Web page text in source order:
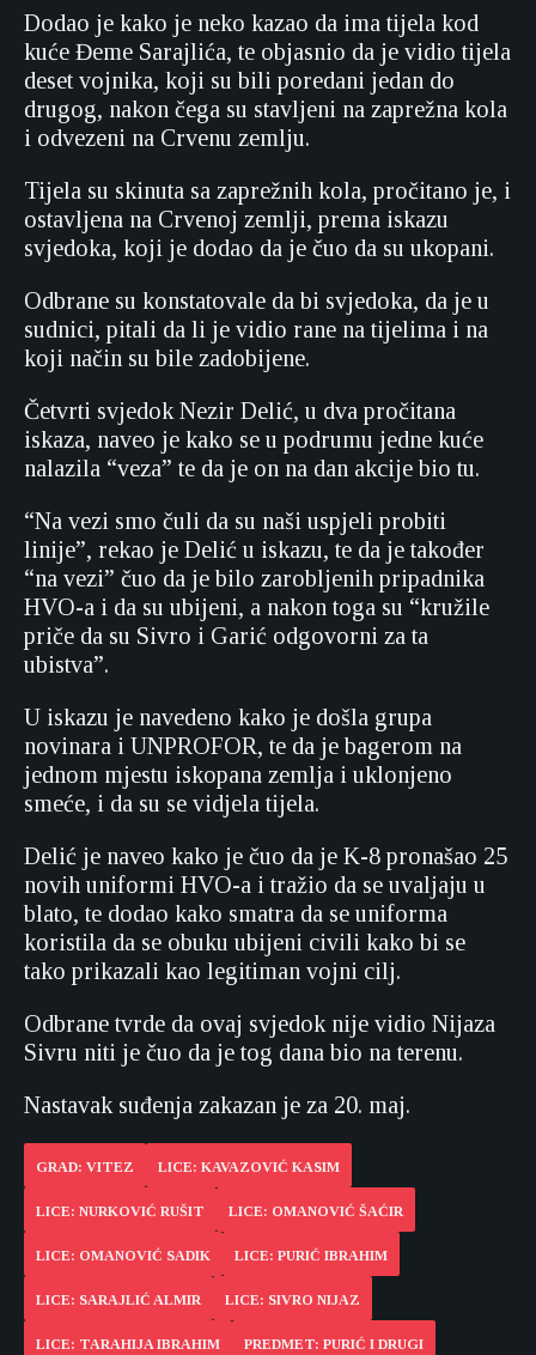
Dodao je kako je neko kazao da ima tijela kod
kuće Đeme Sarajlića, te objasnio da je vidio tijela
deset vojnika, koji su bili poredani jedan do
drugog, nakon čega su stavljeni na zaprežna kola
i odvezeni na Crvenu zemlju.
Tijela su skinuta sa zaprežnih kola, pročitano je, i
ostavljena na Crvenoj zemlji, prema iskazu
svjedoka, koji je dodao da je čuo da su ukopani.
Odbrane su konstatovale da bi svjedoka, da je u
sudnici, pitali da li je vidio rane na tijelima i na
koji način su bile zadobijene.
Četvrti svjedok Nezir Delić, u dva pročitana
iskaza, naveo je kako se u podrumu jedne kuće
nalazila “veza” te da je on na dan akcije bio tu.
“Na vezi smo čuli da su naši uspjeli probiti
linije”, rekao je Delić u iskazu, te da je također
“na vezi” čuo da je bilo zarobljenih pripadnika
HVO-a i da su ubijeni, a nakon toga su “kružile
priče da su Sivro i Garić odgovorni za ta
ubistva”.
U iskazu je navedeno kako je došla grupa
novinara i UNPROFOR, te da je bagerom na
jednom mjestu iskopana zemlja i uklonjeno
smeće, i da su se vidjela tijela.
Delić je naveo kako je čuo da je K-8 pronašao 25
novih uniformi HVO-a i tražio da se uvaljaju u
blato, te dodao kako smatra da se uniforma
koristila da se obuku ubijeni civili kako bi se
tako prikazali kao legitiman vojni cilj.
Odbrane tvrde da ovaj svjedok nije vidio Nijaza
Sivru niti je čuo da je tog dana bio na terenu.
Nastavak suđenja zakazan je za 20. maj.
GRAD: VITEZ LICE: KAVAZOVIĆ KASIM
LICE: NURKOVIĆ RUŠIT LICE: OMANOVIĆ ŠAĆIR
LICE: OMANOVIĆ SADIK LICE: PURIĆ IBRAHIM
LICE: SARAJLIĆ ALMIR LICE: SIVRO NIJAZ
LICE: TARAHIJA IBRAHIM PREDMET: PURIĆ I DRUGI